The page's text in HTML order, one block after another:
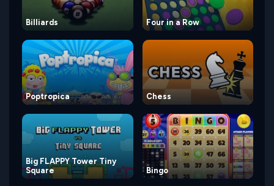
Billiards Four in a Row
Poptropica Chess
Big FLAPPY Tower Tiny
Square
Bingo